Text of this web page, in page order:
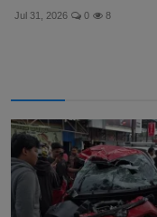
Jul 31, 2026 0 8